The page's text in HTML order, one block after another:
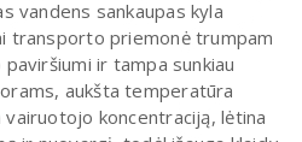
vandens sankaupas kyla
transporto priemonė trumpam
ir tampa sunkiau
aukšta temperatūra
koncentraciją, lėtina